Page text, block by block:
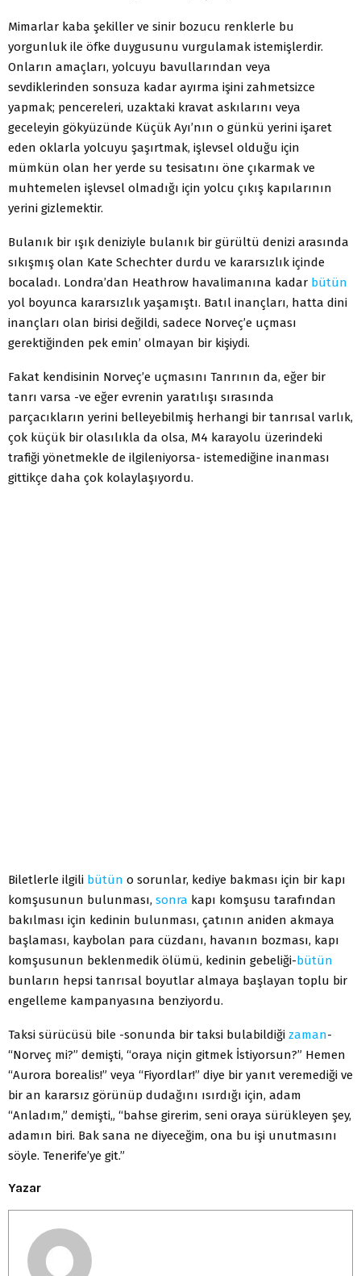
Mimarlar kaba şekiller ve sinir bozucu renklerle bu
yorgunluk ile öfke duygusunu vurgulamak istemişlerdir.
Onların amaçları, yolcuyu bavullarından veya
sevdiklerinden sonsuza kadar ayırma işini zahmetsizce
yapmak; pencereleri, uzaktaki kravat askılarını veya
geceleyin gökyüzünde Küçük Ayı’nın o günkü yerini işaret
eden oklarla yolcuyu şaşırtmak, işlevsel olduğu için
mümkün olan her yerde su tesisatını öne çıkarmak ve
muhtemelen işlevsel olmadığı için yolcu çıkış kapılarının
yerini gizlemektir.
Bulanık bir ışık deniziyle bulanık bir gürültü denizi arasında
sıkışmış olan Kate Schechter durdu ve kararsızlık içinde
bocaladı. Londra’dan Heathrow havalimanına kadar bütün
yol boyunca kararsızlık yaşamıştı. Batıl inançları, hatta dini
inançları olan birisi değildi, sadece Norveç’e uçması
gerektiğinden pek emin’ olmayan bir kişiydi.
Fakat kendisinin Norveç’e uçmasını Tanrının da, eğer bir
tanrı varsa -ve eğer evrenin yaratılışı sırasında
parçacıkların yerini belleyebilmiş herhangi bir tanrısal varlık,
çok küçük bir olasılıkla da olsa, M4 karayolu üzerindeki
trafiği yönetmekle de ilgileniyorsa- istemediğine inanması
gittikçe daha çok kolaylaşıyordu.
Biletlerle ilgili bütün o sorunlar, kediye bakması için bir kapı
komşusunun bulunması, sonra kapı komşusu tarafından
bakılması için kedinin bulunması, çatının aniden akmaya
başlaması, kaybolan para cüzdanı, havanın bozması, kapı
komşusunun beklenmedik ölümü, kedinin gebeliği-bütün
bunların hepsi tanrısal boyutlar almaya başlayan toplu bir
engelleme kampanyasına benziyordu.
Taksi sürücüsü bile -sonunda bir taksi bulabildiği zaman-
“Norveç mi?” demişti, “oraya niçin gitmek İstiyorsun?” Hemen
“Aurora borealis!” veya “Fiyordlar!” diye bir yanıt veremediği ve
bir an kararsız görünüp dudağını ısırdığı için, adam
“Anladım,” demişti„ “bahse girerim, seni oraya sürükleyen şey,
adamın biri. Bak sana ne diyeceğim, ona bu işi unutmasını
söyle. Tenerife’ye git.”
Yazar